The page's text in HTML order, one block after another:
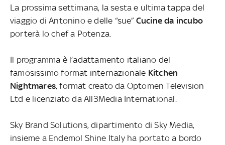
La prossima settimana, la sesta e ultima tappa del
viaggio di Antonino e delle “sue” Cucine da incubo
porterà lo chef a Potenza.
Il programma è l’adattamento italiano del
famosissimo format internazionale Kitchen
Nightmares, format creato da Optomen Television
Ltd e licenziato da All3Media International.
Sky Brand Solutions, dipartimento di Sky Media,
insieme a Endemol Shine Italy ha portato a bordo